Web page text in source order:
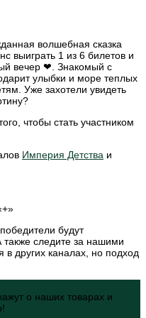
волшебная сказка
выиграть 1 из 6 билетов и
вечер ❤. Знакомый с
улыбки и море теплых
Уже захотели увидеть
чтобы стать участником
Империя Детства и
будут
следите за нашими
других каналах, но подход
о наших товарах и